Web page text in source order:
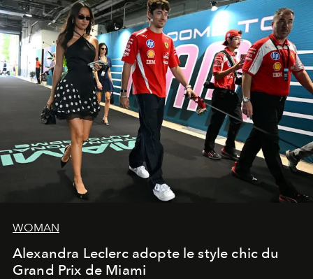
WOMAN
Alexandra Leclerc adopte le style chic du
Grand Prix de Miami